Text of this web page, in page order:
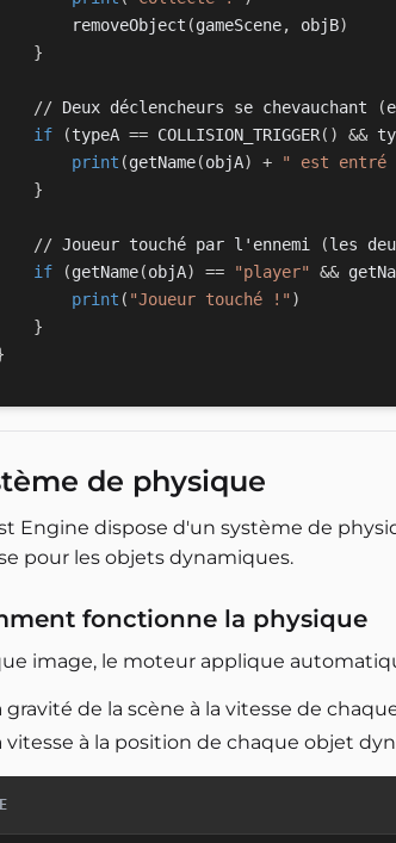
removeObject
(gameScene, objB)
}
// Deux déclencheurs se chevauchant (
if
(typeA == COLLISION_TRIGGER( ) &&
print (getName(objA) + " est entré
}
// Joueur touché par l'ennemi (les
if
(getName(objA) == "player" &&
print ( "Joueur touché !" )
}
de physique
Engine dispose d'un système de
pour les objets dynamiques.
fonctionne la physique
image, le moteur applique
gravité de la scène à la vitesse de
vitesse à la position de chaque objet